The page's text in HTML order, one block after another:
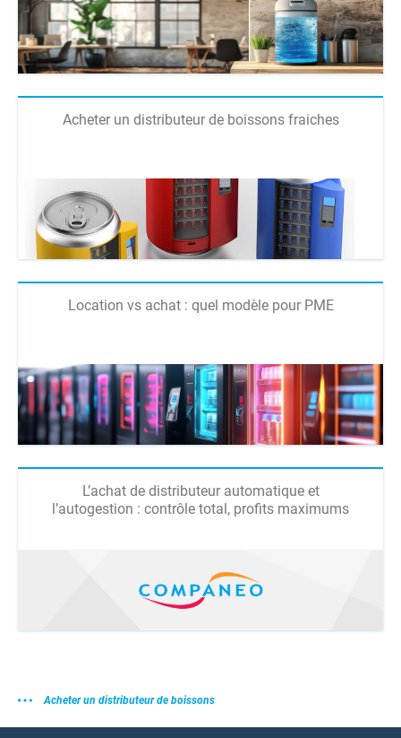
Acheter un distributeur de boissons fraiches
Location vs achat : quel modèle pour PME
L’achat de distributeur automatique et
l’autogestion : contrôle total, profits maximums
Acheter un distributeur de boissons